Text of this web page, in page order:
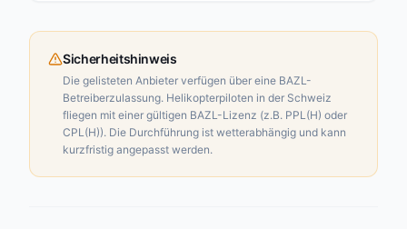
Sicherheitshinweis
Die gelisteten Anbieter verfügen über eine BAZL-
Betreiberzulassung. Helikopterpiloten in der Schweiz
fliegen mit einer gültigen BAZL-Lizenz (z.B. PPL(H) oder
CPL(H)). Die Durchführung ist wetterabhängig und kann
kurzfristig angepasst werden.